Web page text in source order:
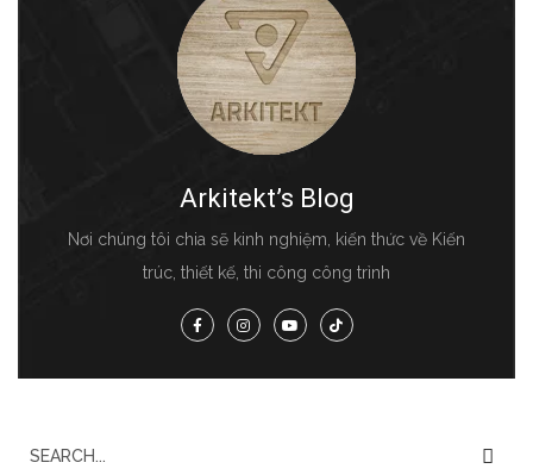
Arkitekt’s Blog
Nơi chúng tôi chia sẽ kinh nghiệm, kiến thức về Kiến
trúc, thiết kế, thi công công trình